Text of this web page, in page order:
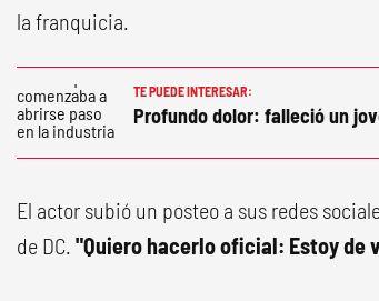
la franquicia.
TE PUEDE INTERESAR:
Profundo dolor: falleció un
El actor subió un posteo a sus redes
de DC. "Quiero hacerlo oficial: Estoy de